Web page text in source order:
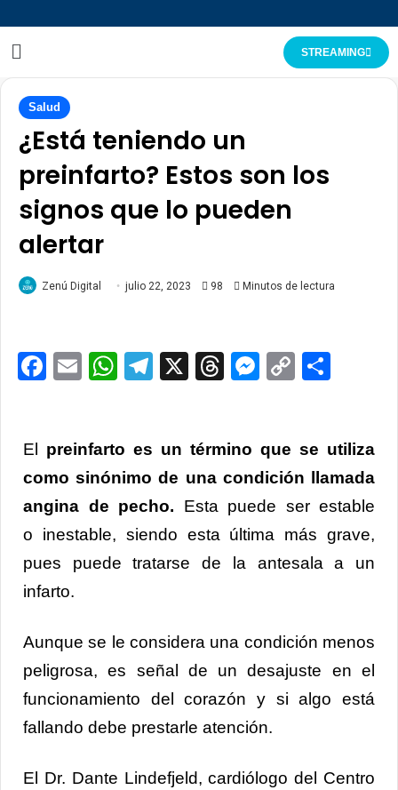
STREAMING
Salud
¿Está teniendo un
preinfarto? Estos son los
signos que lo pueden
alertar
Zenú Digital julio 22, 2023 98 Minutos de lectura
Facebook
EmailWhatsApp
Telegram
X ThreadsCopy
El
preinfarto es un término que se utiliza
como sinónimo de una condición llamada
angina de pecho. Esta puede ser estable
o inestable, siendo esta última más grave,
pues puede tratarse de la antesala a un
infarto.
Aunque se le considera una condición menos
peligrosa, es señal de un desajuste en el
funcionamiento del corazón y si algo está
fallando debe prestarle atención.
El Dr. Dante Lindefjeld, cardiólogo del Centro